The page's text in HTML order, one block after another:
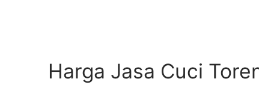
Harga Jasa Cuci